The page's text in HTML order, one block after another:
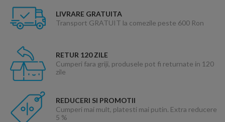
LIVRARE GRATUITA
Transport GRATUIT la comezile peste 600 Ron
RETUR 120 ZILE
Cumperi fara griji, produsele pot fi returnate in 120
zile
REDUCERI SI PROMOTII
Cumperi mai mult, platesti mai putin. Extra reducere
5 %